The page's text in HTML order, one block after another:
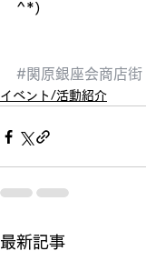
^*）
#関原銀座会商店街
イベント/活動紹介
最新記事